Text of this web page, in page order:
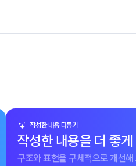
작성한 내용 다듬기
작성한 내용을 더 좋
구조와 표현을 구체적으로 개선해